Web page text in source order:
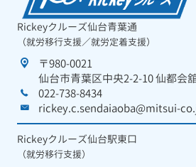
Rickeyクルーズ仙台青葉通
（就労移行支援／就労定着支援）
〒980-0021
仙台市青葉区中央2-2-10 仙都会
022-738-8434
rickey.c.sendaiaoba@mitsui-
Rickeyクルーズ仙台駅東口
（就労移行支援）